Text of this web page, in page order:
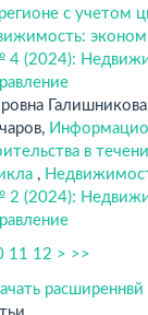
с учетом
4 (2024):
в
,
2 (2024):
11 12 > >>